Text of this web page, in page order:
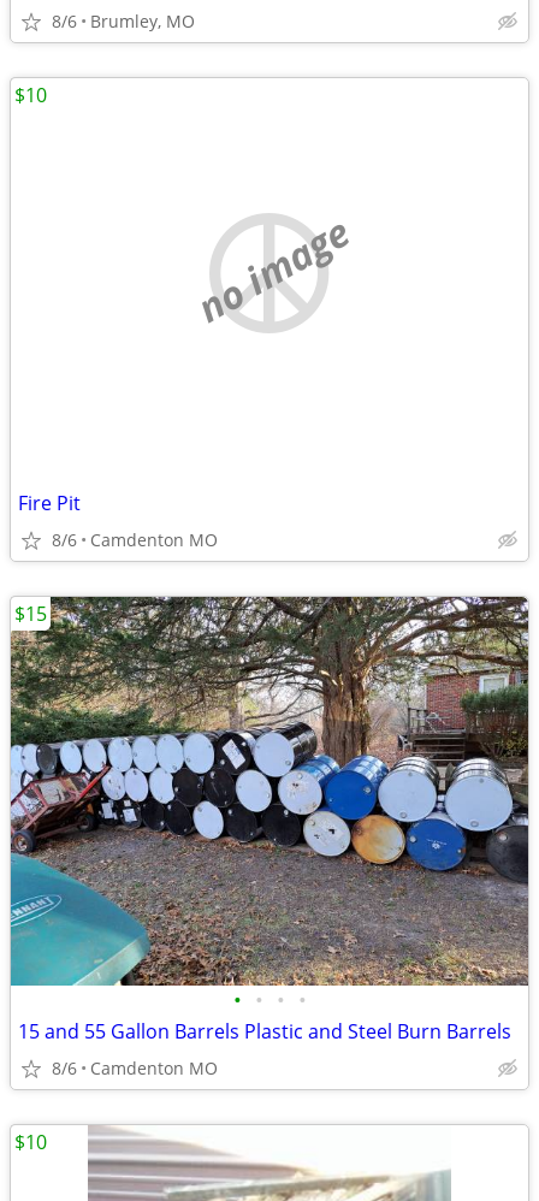
8/6 Brumley, MO
no image
Fire Pit
8/6 Camdenton MO
$10
• • • •
15 and 55 Gallon Barrels Plastic and Steel Burn Barrels
8/6 Camdenton MO
$15
$10